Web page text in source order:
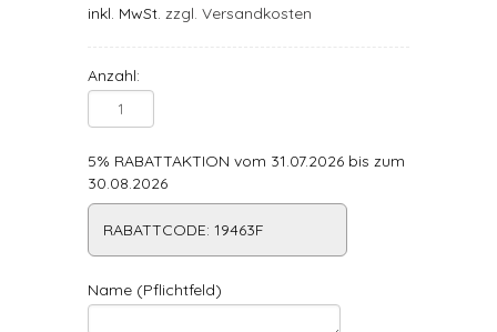
inkl. MwSt. zzgl. Versandkosten
Anzahl:
5% RABATTAKTION vom 31.07.2026 bis zum
30.08.2026
RABATTCODE: 19463F
Name (Pflichtfeld)